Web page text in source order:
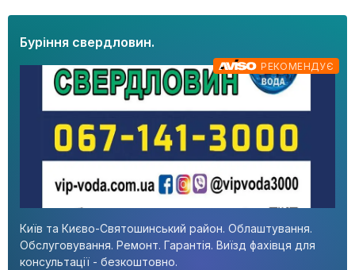
Київ та Києво-Святошинський район. Облаштування.
Обслуговування. Ремонт. Гарантія. Виїзд фахівця для
консультації - безкоштовно.
Буріння свердловин.
РЕКОМЕНДУЄ